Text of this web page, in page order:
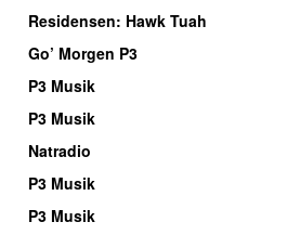
Residensen: Hawk Tuah
Go’ Morgen P3
P3 Musik
P3 Musik
Natradio
P3 Musik
P3 Musik